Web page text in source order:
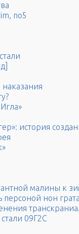
no5
история
малины к
персоной нон грата
09Г2С